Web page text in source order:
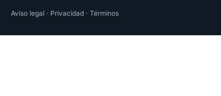
Aviso legal · Privacidad · Términos